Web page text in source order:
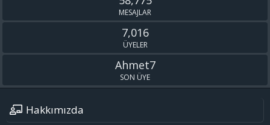
MESAJLAR
7,016
ÜYELER
Ahmet7
SON ÜYE
Hakkımızda